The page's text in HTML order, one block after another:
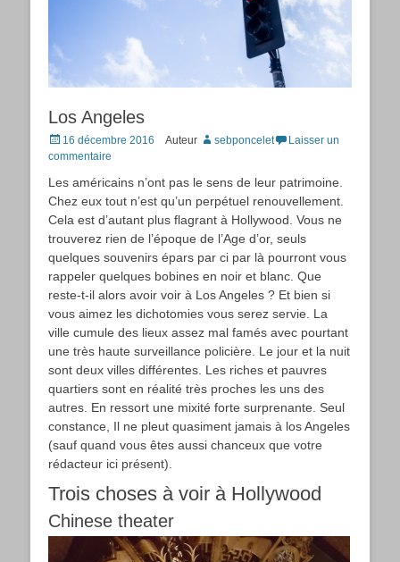
Los Angeles
Posted
on
16 décembre 2016 Auteur sebponcelet
Laisser un
commentaire
Les américains n’ont pas le sens de leur patrimoine.
Chez eux tout n’est qu’un perpétuel renouvellement.
Cela est d’autant plus flagrant à Hollywood. Vous ne
trouverez rien de l’époque de l’Age d’or, seuls
quelques souvenirs épars par ci par là pourront vous
rappeler quelques bobines en noir et blanc. Que
reste-t-il alors avoir voir à Los Angeles ? Et bien si
vous aimez les dichotomies vous serez servie. La
ville cumule des lieux assez mal famés avec pourtant
une très haute surveillance policière. Le jour et la nuit
sont deux villes différentes. Les riches et pauvres
quartiers sont en réalité très proches les uns des
autres. En ressort une mixité forte surprenante. Seul
constance, Il ne pleut quasiment jamais à los Angeles
(sauf quand vous êtes aussi chanceux que votre
rédacteur ici présent).
Trois choses à voir à Hollywood
Chinese theater